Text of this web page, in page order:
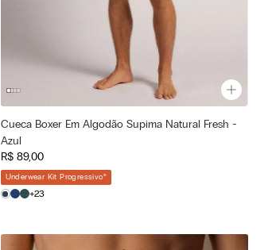
Cor selecionada
Azul - 3120 - Blu Ink Mel.
Tamanho selecionado
GG
Cueca Boxer Em Algodão Supima Natural Fresh -
Azul
R$ 89,00
Underwear Kit Progressivo*
+23